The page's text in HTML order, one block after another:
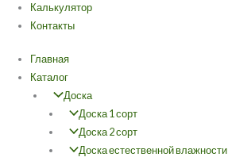
Калькулятор
Контакты
Главная
Каталог
Доска
Доска 1 сорт
Доска 2 сорт
Доска естественной влажности